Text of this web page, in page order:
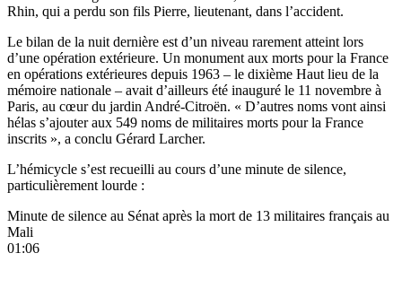
Rhin, qui a perdu son fils Pierre, lieutenant, dans l’accident.
Le bilan de la nuit dernière est d’un niveau rarement atteint lors
d’une opération extérieure. Un monument aux morts pour la France
en opérations extérieures depuis 1963 – le dixième Haut lieu de la
mémoire nationale – avait d’ailleurs été inauguré le 11 novembre à
Paris, au cœur du jardin André-Citroën. « D’autres noms vont ainsi
hélas s’ajouter aux 549 noms de militaires morts pour la France
inscrits », a conclu Gérard Larcher.
L’hémicycle s’est recueilli au cours d’une minute de silence,
particulièrement lourde :
Minute de silence au Sénat après la mort de 13 militaires français au
Mali
01:06